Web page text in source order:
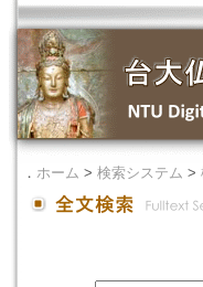
． ホーム > 検索システム >